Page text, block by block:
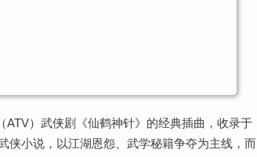
ATV）武侠剧《仙鹤神针》的经典插曲，收录于
侠小说，以江湖恩怨、武学秘籍争夺为主线，而